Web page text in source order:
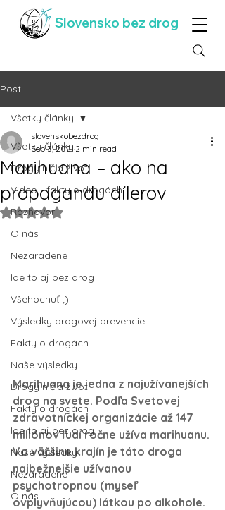
Slovensko bez drog
Post
Všetky články
Drogy ničia život
Video - fakty o drogách
Rozhovor
O nás
Nezaradené
Ide to aj bez drog
Všehochuť ;)
Výsledky drogovej prevencie
Fakty o drogách
Naše výsledky
Drogy ničia život
Fakty o drogách
Ide to aj bez drog
Naše výsledky
Nezaradené
O nás
Všetky články
Marihuana – ako na
propagandu dílerov
slovenskobezdrog
Sep 3, 2021 2 min read
Rated NaN out of 5 stars.
Marihuana je jedna z najužívanejších
drog na svete. Podľa Svetovej
zdravotníckej organizácie až 147
miliónov ľudí ročne užíva marihuanu.
Vo väčšine krajín je táto droga
najbežnejšie užívanou
psychotropnou (myseľ
ovplyvňujúcou) látkou po alkohole.